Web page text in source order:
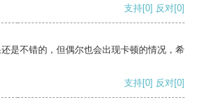
支持[0] 反对[0]
是不错的，但偶尔也会出现卡顿的情况，希
支持[0] 反对[0]